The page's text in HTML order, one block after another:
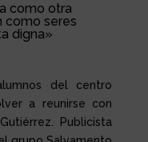
como otra
como seres
digna»
del centro
a reunirse con
Publicista